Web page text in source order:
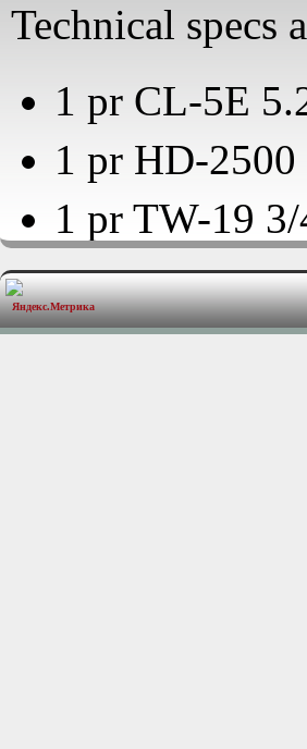
Technical specs
1 pr CL-5E
1 pr HD-2500
1 pr TW-19
Power
Frequency